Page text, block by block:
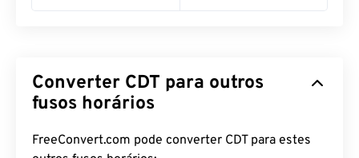
Converter CDT para outros
fusos horários
FreeConvert.com pode converter CDT para estes